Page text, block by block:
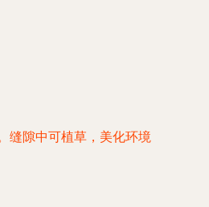
缝隙中可植草，美化环境